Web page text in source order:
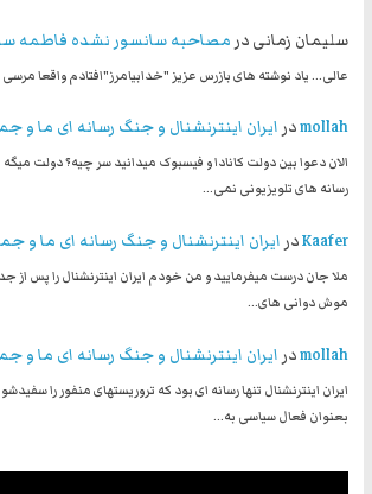
سلیمان زمانی در مصاحبه سانسور نشده فاطمه
عالی... یاد نوشته های بازرس عزیز "خدابیامرز"افتادم واقعا مرسی
mollahدر ایران اینترنشنال و جنگ رسانه ای ما و
الان دعوا بین دولت کانادا و فیسبوک میدانید سر چیه؟ دولت میگه
رسانه های تلویزیونی نمی…
Kaaferدر ایران اینترنشنال و جنگ رسانه ای ما و
ملا جان درست میفرمایید و من خودم ایران اینترنشنال را پس از
موش دوانی های…
mollahدر ایران اینترنشنال و جنگ رسانه ای ما و
ایران اینترنشنال تنها رسانه ای بود که تروریستهای منفور را
بعنوان فعال سیاسی به…